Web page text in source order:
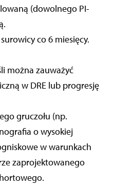
(dowolnego PI-
co 6 miesięcy.
można zauważyć
w DRE lub progresję
gruczołu (np.
o wysokiej
w warunkach
zaprojektowanego